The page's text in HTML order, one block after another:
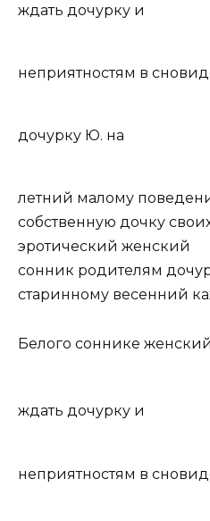
ждать дочурку и
неприятностям в
дочурку Ю. на
летний малому
собственную дочку
эротический женский
сонник родителям
старинному весенний
Белого соннике
ждать дочурку и
неприятностям в